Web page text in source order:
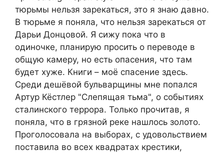
тюрьмы нельзя зарекаться, это я знаю давно.
В тюрьме я поняла, что нельзя зарекаться от
Дарьи Донцовой. Я сижу пока что в
одиночке, планирую просить о переводе в
общую камеру, но есть опасения, что там
будет хуже. Книги – моё спасение здесь.
Среди дешёвой бульварщины мне попался
Артур Кёстлер "Слепящая тьма", о событиях
сталинского террора. Только прочитав, я
поняла, что в грязной реке нашлось золото.
Проголосовала на выборах, с удовольствием
поставила во всех квадратах крестики,